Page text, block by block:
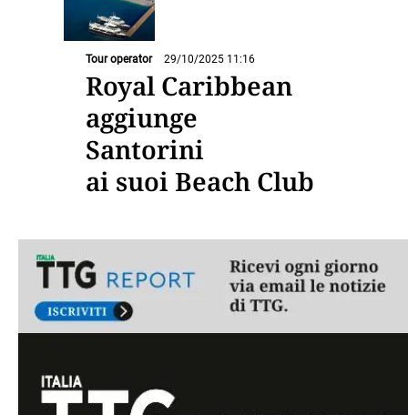
Tour operator 29/10/2025 11:16
Royal Caribbean
aggiunge
Santorini
ai suoi Beach Club